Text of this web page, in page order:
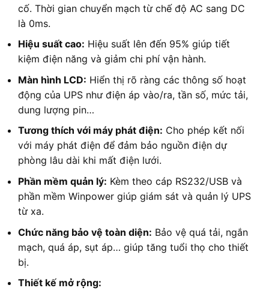
cố. Thời gian chuyển mạch từ chế độ AC sang DC
là 0ms.
Hiệu suất cao: Hiệu suất lên đến 95% giúp tiết
kiệm điện năng và giảm chi phí vận hành.
Màn hình LCD: Hiển thị rõ ràng các thông số hoạt
động của UPS như điện áp vào/ra, tần số, mức tải,
dung lượng pin…
Tương thích với máy phát điện: Cho phép kết nối
với máy phát điện để đảm bảo nguồn điện dự
phòng lâu dài khi mất điện lưới.
Phần mềm quản lý: Kèm theo cáp RS232/USB và
phần mềm Winpower giúp giám sát và quản lý UPS
từ xa.
Chức năng bảo vệ toàn diện: Bảo vệ quá tải, ngắn
mạch, quá áp, sụt áp… giúp tăng tuổi thọ cho thiết
bị.
Thiết kế mở rộng: